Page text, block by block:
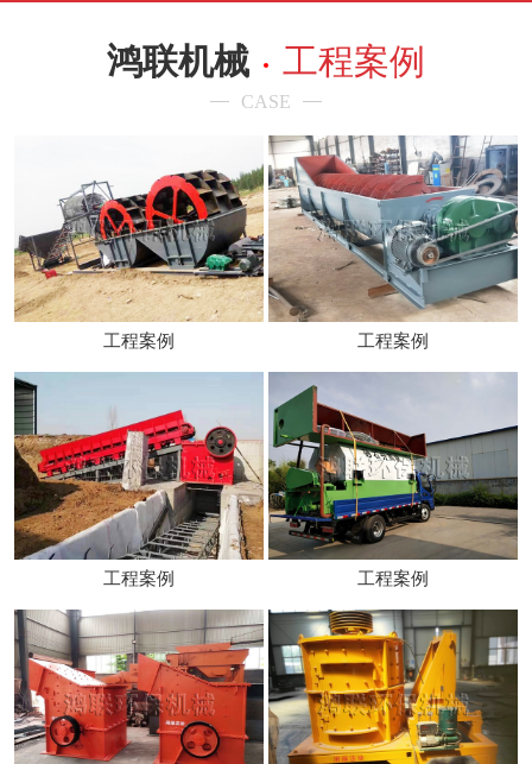
鸿联机械 工程案例
CASE
工程案例 工程案例
工程案例 工程案例